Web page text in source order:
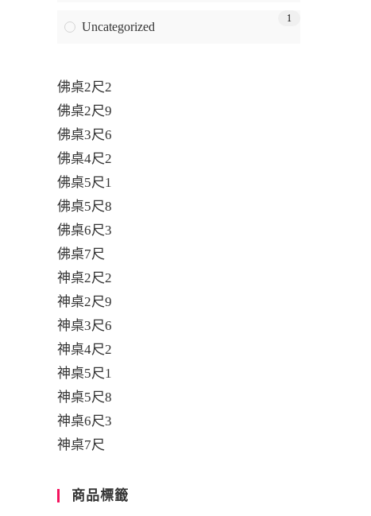
Uncategorized
1
佛桌2尺2
佛桌2尺9
佛桌3尺6
佛桌4尺2
佛桌5尺1
佛桌5尺8
佛桌6尺3
佛桌7尺
神桌2尺2
神桌2尺9
神桌3尺6
神桌4尺2
神桌5尺1
神桌5尺8
神桌6尺3
神桌7尺
商品標籤